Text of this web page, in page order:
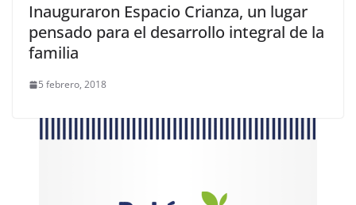
Inauguraron Espacio Crianza, un lugar
pensado para el desarrollo integral de la
familia
5 febrero, 2018